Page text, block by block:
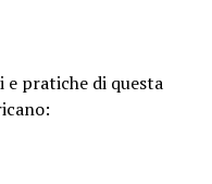
e pratiche di questa